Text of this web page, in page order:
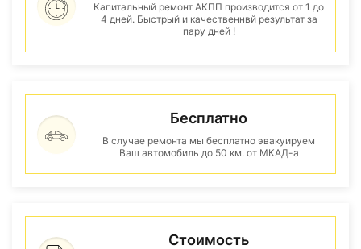
Капитальный ремонт АКПП производится от 1 до
4 дней. Быстрый и качественнвй результат за
пару дней !
Бесплатно
В случае ремонта мы бесплатно эвакуируем
Ваш автомобиль до 50 км. от МКАД-а
Стоимость